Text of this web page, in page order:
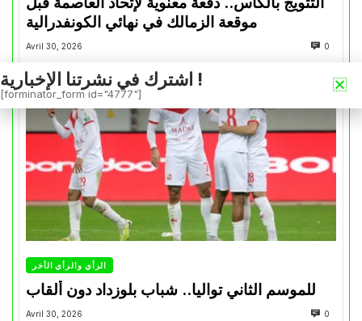
موقعة الزمالك في نهائي الكونفدرالية
Avril 30, 2026 0
الرأي والرأي الأخر
للموسم الثاني تواليا.. شباب بلوزداد دون ألقاب
Avril 30, 2026 0
اشترك في نشرتنا الإخبارية !
[forminator_form id="4777"]